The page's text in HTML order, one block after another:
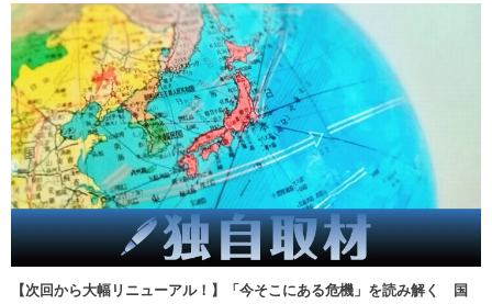
【次回から大幅リニューアル！】「今そこにある危機」を読み解く 国